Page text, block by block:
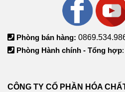
Phòng bán hàng:
Phòng Hành chính - Tổng hợp:
CÔNG TY CỔ PHẦN HÓA